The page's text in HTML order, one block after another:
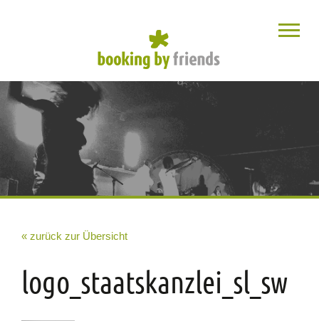
« zurück zur Übersicht
logo_staatskanzlei_sl_sw